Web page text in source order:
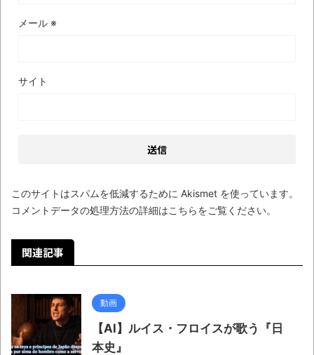
【極画像】名古屋の地下鉄
メール ※
サイト
このサイトはスパムを低減するために Akismet を使っています。
コメントデータの処理方法の詳細はこちらをご覧ください。
関連記事
動画
【AI】ルイス・フロイスが歌う『日
本史』